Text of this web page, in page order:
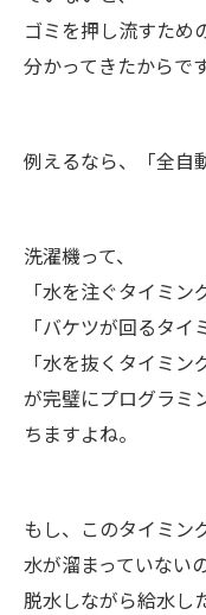
ゴミを押し流すため
分かってきたからです
例えるなら、「全自
洗濯機って、
「水を注ぐタイミン
「バケツが回るタイ
「水を抜くタイミン
が完璧にプログラミ
ちますよね。
もし、このタイミン
水が溜まっていない
脱水しながら給水し